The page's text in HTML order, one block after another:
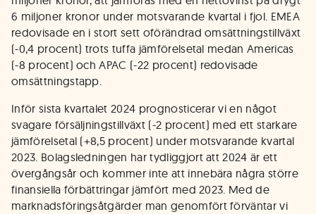
6 miljoner kronor under motsvarande kvartal i fjol. EMEA
redovisade en i stort sett oförändrad omsättningstillväxt
(-0,4 procent) trots tuffa jämförelsetal medan Americas
(-8 procent) och APAC (-22 procent) redovisade
omsättningstapp.
Inför sista kvartalet 2024 prognosticerar vi en något
svagare försäljningstillväxt (-2 procent) med ett starkare
jämförelsetal (+8,5 procent) under motsvarande kvartal
2023. Bolagsledningen har tydliggjort att 2024 är ett
övergångsår och kommer inte att innebära några större
finansiella förbättringar jämfört med 2023. Med de
marknadsföringsåtgärder man genomfört förväntar vi